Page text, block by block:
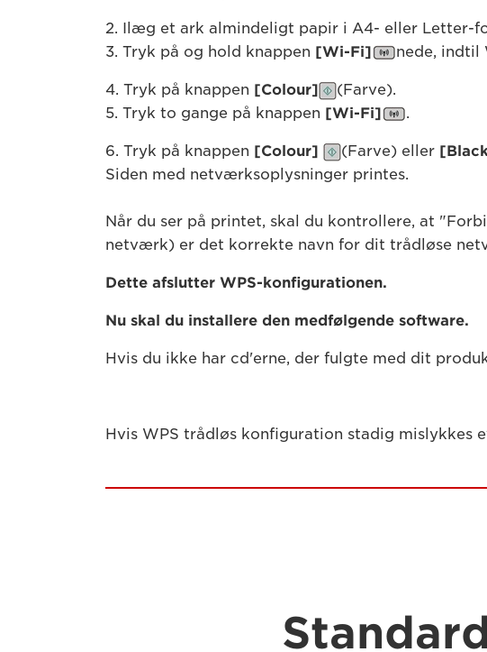
2. Ilæg et ark almindeligt papir i A4- eller Letter-
3. Tryk på og hold knappen [Wi-Fi] nede, indtil
4. Tryk på knappen [Colour]
(Farve).
5. Tryk to gange på knappen [Wi-Fi] .
6. Tryk på knappen [Colour] (Farve) eller [
Siden med netværksoplysninger printes.
Når du ser på printet, skal du kontrollere, at
netværk) er det korrekte navn for dit trådløse
Dette afslutter WPS-konfigurationen.
Nu skal du installere den medfølgende software.
Hvis du ikke har cd'erne, der fulgte med dit
Hvis WPS trådløs konfiguration stadig mislykkes